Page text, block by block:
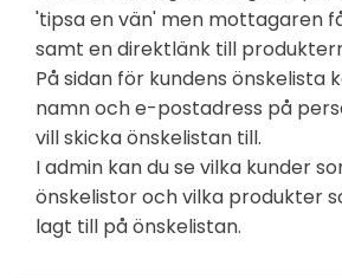
'tipsa en vän' men mottagaren
samt en direktlänk till
På sidan för kundens önskelista
namn och e-postadress på
vill skicka önskelistan till.
I admin kan du se vilka kunder
önskelistor och vilka produkter
lagt till på önskelistan.